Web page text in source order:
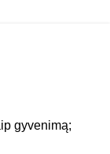
gyvenimą;